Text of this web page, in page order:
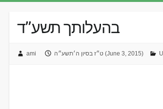
בהעלותך תשע”ד
ami ט״ז בסיון ה׳תשע״ה (June 3, 2015)